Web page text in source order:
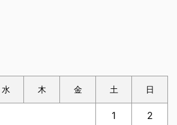
水 木 金 土 日
1 2